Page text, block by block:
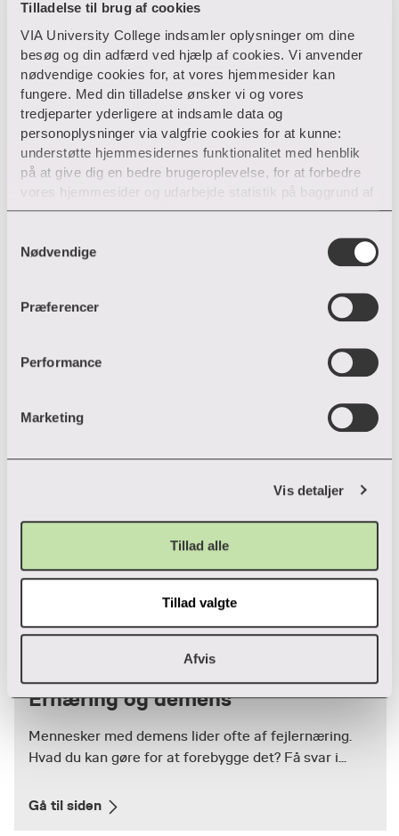
Tilladelse til brug af cookies
VIA University College indsamler oplysninger om dine
besøg og din adfærd ved hjælp af cookies. Vi anvender
nødvendige cookies for, at vores hjemmesider kan
fungere. Med din tilladelse ønsker vi og vores
tredjeparter yderligere at indsamle data og
personoplysninger via valgfrie cookies for at kunne:
understøtte hjemmesidernes funktionalitet med henblik
på at give dig en bedre brugeroplevelse, for at forbedre
vores hjemmesider og udarbejde statistik på baggrund af
analyser samt for at målrette markedsføring via andre
Du kan til enhver tid til- og fravælge cookies eller trække
nederst til venstre på hjemmesiden. Hvis du har givet
personoplysninger i overensstemmelse med vores
Nødvendige
Præferencer
Performance
Marketing
Vis detaljer
Tillad alle
Tillad valgte
Afvis
Artikel
Demensramte i bedre trivsel
Model for målrettet pleje øger livskvaliteten hos
plejehjemsbeboere med demens. Målrettet indsats...
Gå til siden
Ernæring og demens
Mennesker med demens lider ofte af fejlernæring.
Hvad du kan gøre for at forebygge det? Få svar i...
Gå til siden